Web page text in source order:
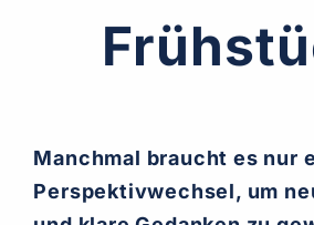
Manchmal braucht es nur
Perspektivwechsel, um